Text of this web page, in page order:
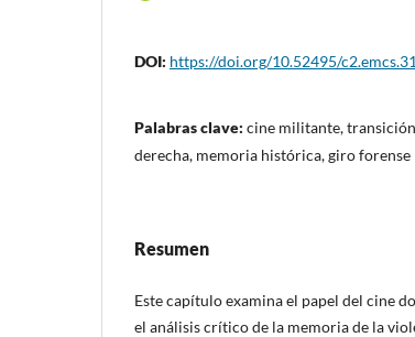
DOI: https://doi.org/10.52495/
Palabras clave: cine militante,
derecha, memoria histórica, giro forense
Resumen
Este capítulo examina el papel del cine
el análisis crítico de la memoria de la